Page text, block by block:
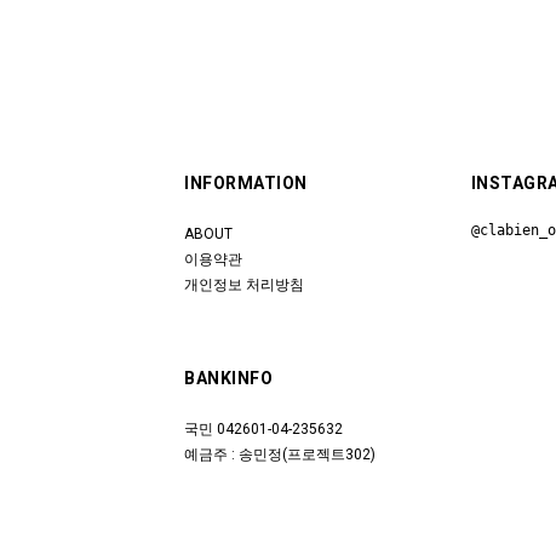
INFORMATION
ABOUT
이용약관
개인정보 처리방침
BANKINFO
국민 042601-04-235632
예금주 : 송민정(프로젝트302)